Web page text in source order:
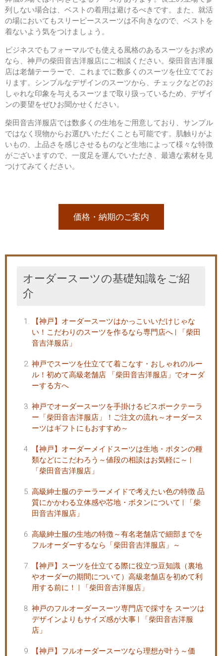
列しない場合は、ベストの着用は避けるべきです。また、就活
の場においてもスリーピーススーツは不向きなので、ベストを
着ないよう気をつけましょう。
ビジネスでもフォーマルでも使える風格のあるスーツをお求め
なら、神戸の柴田音吉洋服店にご相談ください。柴田音吉洋服
店は老舗テーラーで、これまでに数多くのスーツを仕立ててお
ります。シンプルなデザインのスーツから、チェックなどのお
しゃれな印象を与えるスーツまで取り扱っているため、デザイ
ンの要望をぜひお聞かせください。
柴田音吉洋服店では数多くの生地をご用意しており、サンプル
ではなく現物からお選びいただくことも可能です。肌触りがよ
いもの、上品さを感じさせるものなど生地によって様々な特徴
がございますので、一度足を運んでいただき、最適な素材を見
つけてみてください。
価格・納期のご案内
オーダースーツの基礎知識をご紹
介
【神戸】オーダースーツはかっこいいだけじゃな
い！こだわりのスーツを作るなら専門店へ | 「柴田
音吉洋服店」
神戸でスーツを仕立てて着こなす・おしゃれのルー
ル！初めて高級老舗店 「柴田音吉洋服店」でオーダ
ーする方へ
神戸でオーダースーツを手掛けるビスポークテーラ
ー「柴田音吉洋服店」！ご注文の流れ～オーダース
ーツはギフトにもおすすめ～
【神戸】オーダーメイドスーツは生地・ボタンの種
類などにこだわろう～値段の相談はお気軽に～ |
「柴田音吉洋服店」
高級紳士服のテーラーメイドで考えたい色の特徴 品
質にかかわる立体感や芯地・ボタンについて | 「柴
田音吉洋服店」
高級紳士服の生地の特徴～有名老舗店で細部までを
フルオーダーするなら「柴田音吉洋服店」～
【神戸】スーツを仕立てる際に役立つ豆知識（裏地
やオーダーの期間について）高級老舗店を初めて利
用する前に！ | 「柴田音吉洋服店」
神戸のフルオーダースーツ専門店で採寸を スーツは
デザインよりもサイズ感が大事 | 「柴田音吉洋服
店」
【神戸】フルオーダースーツなら理想が叶う～価